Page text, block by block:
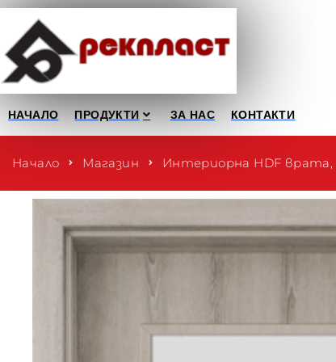
НАЧАЛО ПРОДУКТИ ЗА НАС КОНТАКТИ
Начало Магазин Интериорна HDF врата,